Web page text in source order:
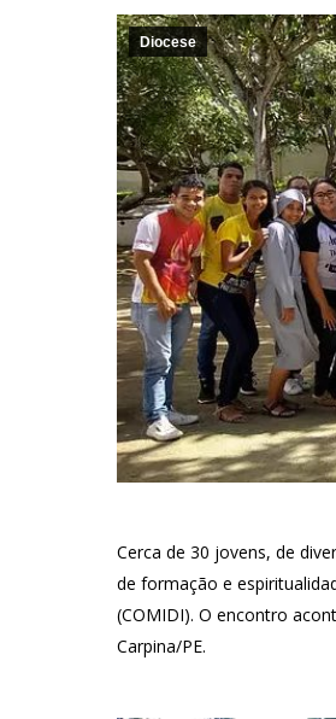
Diocese
Cerca de 30 jovens, de
de formação e
(COMIDI). O encontro
Carpina/PE.